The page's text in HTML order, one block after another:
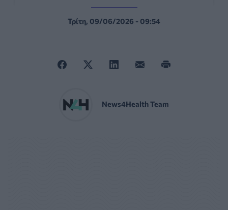
Τρίτη, 09/06/2026 - 09:54
News4Health Team